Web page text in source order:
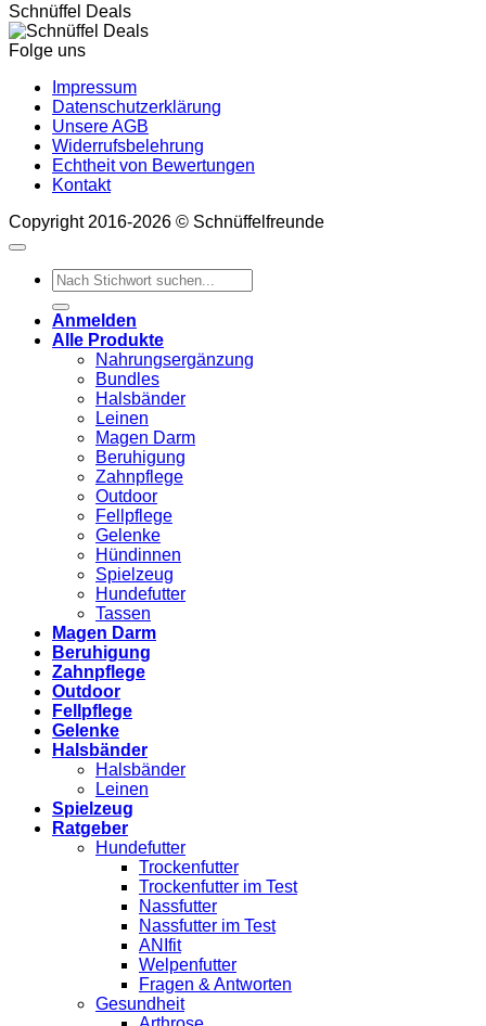
Schnüffel Deals
Folge uns
Impressum
Datenschutzerklärung
Unsere AGB
Widerrufsbelehrung
Echtheit von Bewertungen
Kontakt
Copyright 2016-2026 © Schnüffelfreunde
Suchen
nach:
Anmelden
Alle Produkte
Nahrungsergänzung
Bundles
Halsbänder
Leinen
Magen Darm
Beruhigung
Zahnpflege
Outdoor
Fellpflege
Gelenke
Hündinnen
Spielzeug
Hundefutter
Tassen
Magen Darm
Beruhigung
Zahnpflege
Outdoor
Fellpflege
Gelenke
Halsbänder
Halsbänder
Leinen
Spielzeug
Ratgeber
Hundefutter
Trockenfutter
Trockenfutter im Test
Nassfutter
Nassfutter im Test
ANIfit
Welpenfutter
Fragen & Antworten
Gesundheit